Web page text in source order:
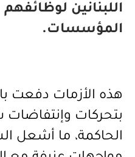
اللبنانين
المؤسسات.
هذه الأزمات دفعت
بتحركات
الحاكمة، ما أشعل